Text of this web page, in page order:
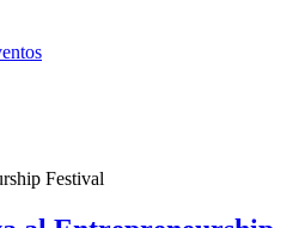
Festival